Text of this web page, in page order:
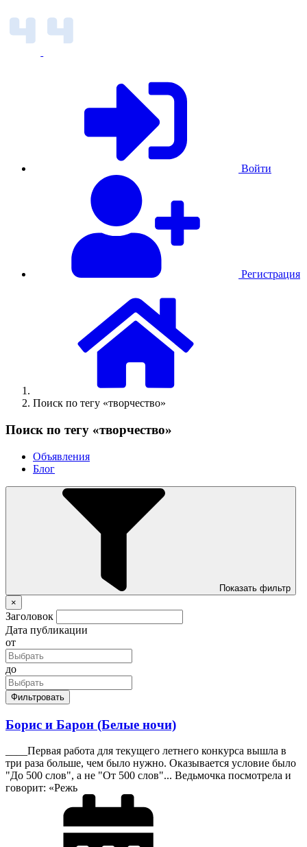
Войти
Регистрация
Поиск по тегу «творчество»
Поиск по тегу «творчество»
Объявления
Блог
Показать фильтр
×
Заголовок
Дата публикации
от
до
Фильтровать
Борис и Барон (Белые ночи)
____Первая работа для текущего летнего конкурса вышла в
три раза больше, чем было нужно. Оказывается условие было
"До 500 слов", а не "От 500 слов"... Ведьмочка посмотрела и
говорит: «Режь